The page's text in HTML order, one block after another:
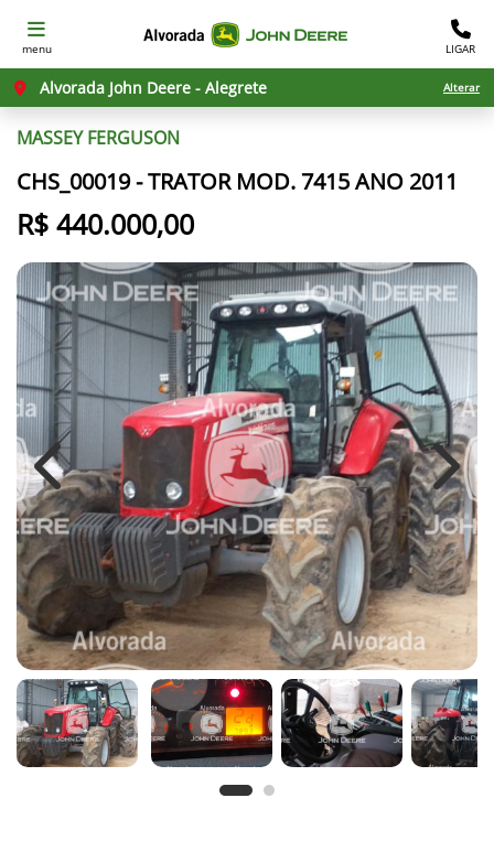
menu LIGAR
Alvorada John Deere - Alegrete Alterar
MASSEY FERGUSON
CHS_00019 - TRATOR MOD. 7415 ANO 2011
R$ 440.000,00
Previous Next